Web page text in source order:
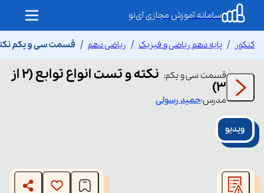
سامانه آموزش مجازی آی‌نو
کنکور پایه دهم ریاضی و فیزیک ریاضی دهم قسمت سی و یکم نکته و
قسمت سی و یکم: نکته و تست انواع توابع (۲ از
۳)
مدرس:حمید رسولی
ویدیو
modal
window.
The media could not be loaded, either because the server
or network failed or because the format is not supported.